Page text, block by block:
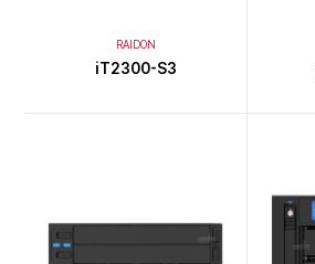
RAIDON
iT2300-S3